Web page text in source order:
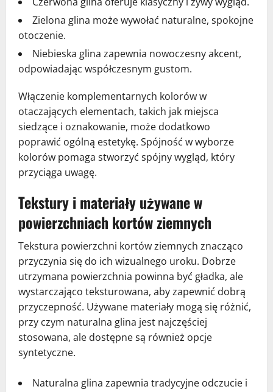
Zielona glina może wywołać naturalne, spokojne
otoczenie.
Niebieska glina zapewnia nowoczesny akcent,
odpowiadając współczesnym gustom.
Włączenie komplementarnych kolorów w
otaczających elementach, takich jak miejsca
siedzące i oznakowanie, może dodatkowo
poprawić ogólną estetykę. Spójność w wyborze
kolorów pomaga stworzyć spójny wygląd, który
przyciąga uwagę.
Tekstury i materiały używane w
powierzchniach kortów ziemnych
Tekstura powierzchni kortów ziemnych znacząco
przyczynia się do ich wizualnego uroku. Dobrze
utrzymana powierzchnia powinna być gładka, ale
wystarczająco teksturowana, aby zapewnić dobrą
przyczepność. Używane materiały mogą się różnić,
przy czym naturalna glina jest najczęściej
stosowana, ale dostępne są również opcje
syntetyczne.
Naturalna glina zapewnia tradycyjne odczucie i